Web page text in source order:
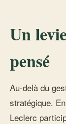
Un
pensé
Au-delà du
stratégique.
Leclerc